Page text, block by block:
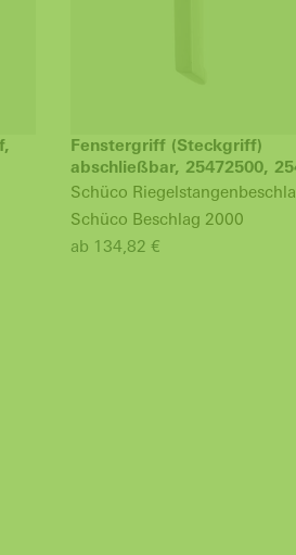
Fenstergriff (Steckgriff)
abschließbar, 25472500,
Schüco
Schüco Beschlag 2000
ab 134,82 €